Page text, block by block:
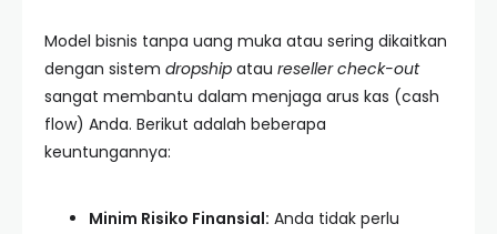
Model bisnis tanpa uang muka atau sering dikaitkan
dengan sistem dropship atau reseller check-out
sangat membantu dalam menjaga arus kas (cash
flow) Anda. Berikut adalah beberapa
keuntungannya:
Minim Risiko Finansial: Anda tidak perlu